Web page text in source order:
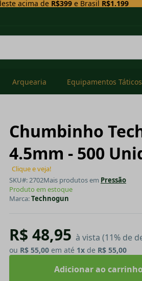
acima de R$399e Brasil R$1.199
Arquearia Equipamentos Táticos
Chumbinho
4.5mm - 500
Clique e veja!
SKU#: 2702Mais produtos em Pressão
Produto em estoque
Marca:Technogun
R$ 48,95 à vista (11% de
ou R$ 55,00 em até 1x de R$ 55,00
Adicionar ao